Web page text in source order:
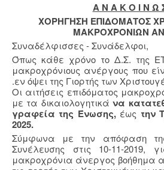
Α Ν Α Κ Ο Ι Ν Ω
ΧΟΡΗΓΗΣΗ ΕΠΙΔΟΜΑΤΟΣ
ΜΑΚΡΟΧΡΟΝΙΩΝ
Συναδέλφισσες - Συνάδελφοι,
Όπως κάθε χρόνο το Δ.Σ. της
μακροχρόνιους ανέργους που
.εν όψει της Γιορτής των
Οι αιτήσεις επιδόματος
με τα δικαιολογητικά να
γραφεία της Ένωσης,έως την
2025.
Σύμφωνα με την απόφαση της
Συνέλευσης στις 10-11-
μακροχρόνια άνεργος βοήθημα